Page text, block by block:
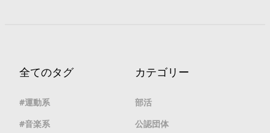
全てのタグ
運動系
音楽系
カテゴリー
部活
公認団体